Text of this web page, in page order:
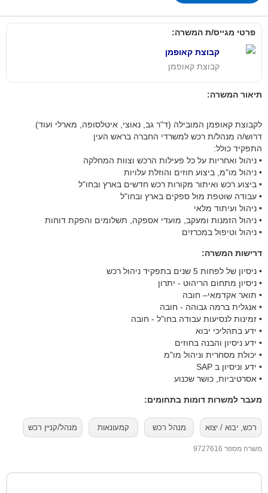
פרטי מגייס/ת המשרה:
קבוצת קאופמן
קבוצת קאופמן
תיאור המשרה:
לקבוצת קאופמן המובילה (ד"ר גב, נאוצי, איטלסופה, מארלי ועוד)
דרוש/ה מנהל/ת רכש למשרדי החברה בראש העין
התפקיד כולל:
• ניהול ואחריות על כל פעילות הרכש וצוות המחלקה
• ניהול מו"מ, ביצוע חוזים והוזלת עלויות
• ביצוע רכש ואיתור מקורות רכש חדשים בארץ ובחו"ל
• עבודה שוטפת מול ספקים בארץ ובחו"ל
• ניהול ועיתוד מלאי
• ניהול הזמנות ומעקב, מועדי אספקה, תשלומים והפקת דוחות
• ניהול וטיפול במכרזים
דרישות המשרה:
• ניסיון של לפחות 5 שנים בתפקיד ניהול רכש
• ניסיון מתחום הריהוט - יתרון
• תואר אקדמאי– חובה
• אנגלית ברמה גבוהה - חובה
• זמינות לנסיעות עבודה בחו"ל - חובה
• ידע בתהליכי יבוא
• ידע ניסיון והבנה בחוזים
• יכולת מסחרית וניהול מו"מ
• ידע וניסיון ב SAP
• אסרטיביות, כושר שכנוע
מעבר למשרות דומות בתחומים:
רכש, יבוא / יצוא מנהל רכש קמעונאות מנהל/קניין רכש
משרה מספר 9727616